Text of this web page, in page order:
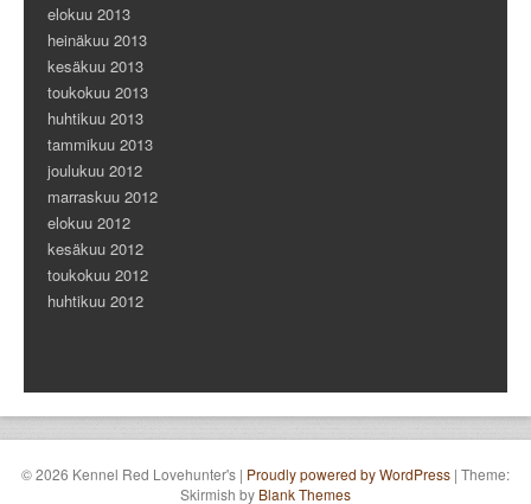
elokuu 2013
heinäkuu 2013
kesäkuu 2013
toukokuu 2013
huhtikuu 2013
tammikuu 2013
joulukuu 2012
marraskuu 2012
elokuu 2012
kesäkuu 2012
toukokuu 2012
huhtikuu 2012
© 2026 Kennel Red Lovehunter's | Proudly powered by WordPress | Theme:
Skirmish by Blank Themes